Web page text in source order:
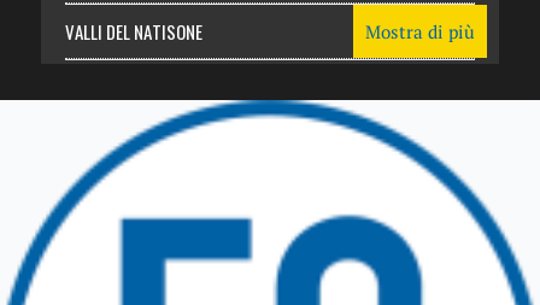
VALLI DEL NATISONE
TRICESIMO
TARCENTO
GEMONA DEL FRIULI
Mostra di più